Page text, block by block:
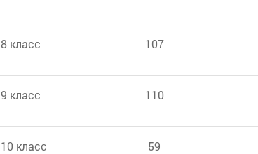
8 класс 107
9 класс 110
10 класс 59